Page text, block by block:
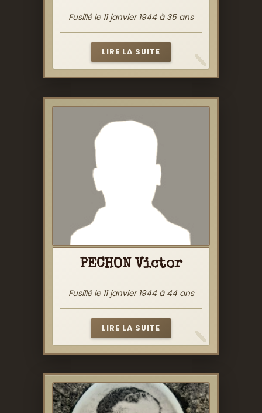
Fusillé le 11 janvier 1944 à 35 ans
LIRE LA SUITE
PECHON Victor
Fusillé le 11 janvier 1944 à 44 ans
LIRE LA SUITE